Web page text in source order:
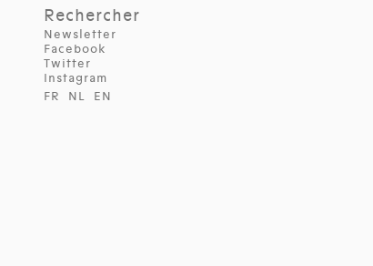
Rechercher
Newsletter
Facebook
Twitter
Instagram
FR
NL EN